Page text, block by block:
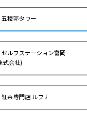
五稜郭タワー
セルフステーション富岡
式会社)
紅茶専門店 ルフナ